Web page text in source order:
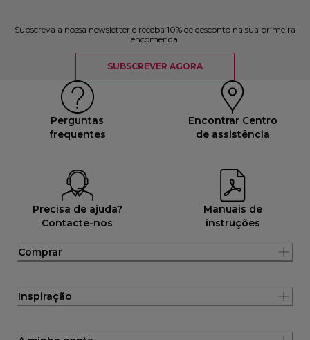
Subscreva a nossa newsletter e receba 10% de desconto na sua primeira
encomenda.
SUBSCREVER AGORA
Perguntas
frequentes
Encontrar Centro
de assistência
Precisa de ajuda?
Contacte-nos
Manuais de
instruções
Comprar
Inspiração